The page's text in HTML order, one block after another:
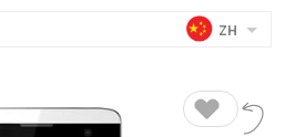
ZH